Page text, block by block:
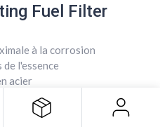
Fuel Filter
à la corrosion
l'essence
acier
microns
Fuel Filter